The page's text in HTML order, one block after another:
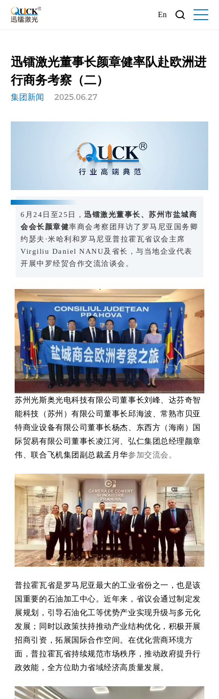
En
迅镭激光董事长颜章健率队赴欧洲进
行商务考察（二）
集团新闻 2025.06.27
6月24日至25日，迅镭激光董事长、苏州市盐城商
会会长颜章健率商会考察团拜访了罗马尼亚国务卿
约瑟夫·米哈利和罗马尼亚普拉霍瓦省议会主席
Virgiliu Daniel NANU及省长，与当地企业代表
开展中罗经贸合作交流洽谈会。
苏州光斯奥光电科技有限公司董事长刘峰、达芬奇智
能科技（苏州）有限公司董事长邱海波、常熟市贝亚
特商业设备有限公司董事长杨杰、东西方（海南）国
际贸易有限公司董事长凌江河、弘仁集团总经理颜章
伟 、联合飞机集团副总裁孟月华参加交流会。
普拉霍瓦省是罗马尼亚最大的工业省份之一，也是该
国重要的石油加工中心。近年来，省议会通过制定发
展规划，引导石油化工等优势产业实现升级与多元化
发展；同时以政策扶持推动产业结构优化，积极开展
招商引资，拓展国际合作空间。在优化营商环境方
面，普拉霍瓦省持续规范市场秩序，推动政府提升行
政效能，全方位助力省域经济高质量发展。